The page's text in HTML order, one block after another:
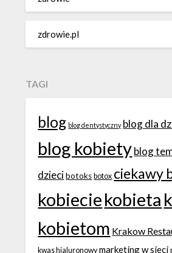
zdrowie.pl
TAGI
blog blog dentystyczny blog dla
blog kobietyblog
dzieci botoks botox ciekawy
kobieciekobieta
kobietom Krakow
kwas hialuronowy marketing w sieci